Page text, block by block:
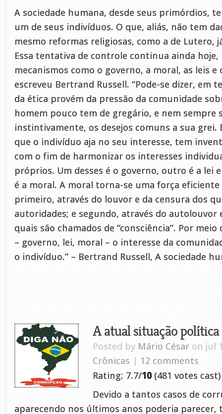
A sociedade humana, desde seus primórdios,
um de seus indivíduos. O que, aliás, não tem
mesmo reformas religiosas, como a de Lutero,
Essa tentativa de controle continua ainda hoje,
mecanismos como o governo, a moral, as leis e
escreveu Bertrand Russell. “Pode-se dizer, em
da ética provém da pressão da comunidade
homem pouco tem de gregário, e nem sempre
instintivamente, os desejos comuns a sua grei.
que o indivíduo aja no seu interesse, tem
com o fim de harmonizar os interesses
próprios. Um desses é o governo, outro é a lei
é a moral. A moral torna-se uma força eficiente
primeiro, através do louvor e da censura dos
autoridades; e segundo, através do autolouvor
quais são chamados de “consciência”. Por meio
– governo, lei, moral – o interesse da
o indivíduo.” – Bertrand Russell, A sociedade
A atual situação
Posted by Mário César on jul
Crônicas | 12 comments
Rating: 7.7/10 (481 votes cast)
Devido a tantos casos de
aparecendo nos últimos anos poderia